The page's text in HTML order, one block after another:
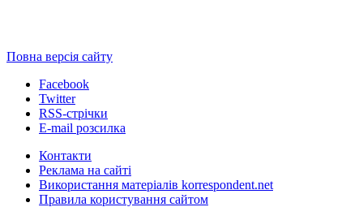
Повна версія сайту
Facebook
Twitter
RSS-стрічки
E-mail розсилка
Контакти
Реклама на сайті
Використання матеріалів korrespondent.net
Правила користування сайтом